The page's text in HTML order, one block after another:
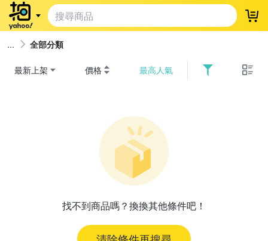
登
全部分類
最新上架 價格 最高人氣
找不到商品嗎？換換其他條件吧！